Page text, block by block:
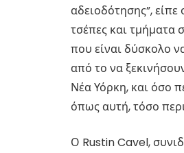
αδειοδότησης”,
τσέπες και
που είναι δύσκολο
από το να
Νέα Υόρκη, και όσο
όπως αυτή, τόσο
Ο Rustin Cavel,